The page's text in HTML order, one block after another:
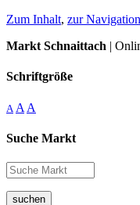
Zum Inhalt, zur Navigation
Markt Schnaittach |
Schriftgröße
A A A
Suche Markt
suchen